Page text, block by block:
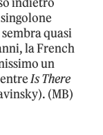
quasi
la French
un
Is There
(MB)